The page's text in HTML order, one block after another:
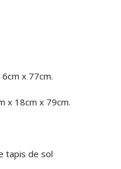
x 77cm.
x 18cm x 79cm.
tapis de sol